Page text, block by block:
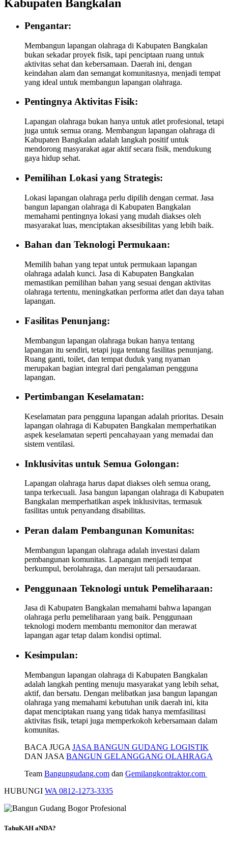
Kabupaten Bangkalan
Pengantar:
Membangun lapangan olahraga di Kabupaten Bangkalan
bukan sekadar proyek fisik, tapi penciptaan ruang untuk
aktivitas sehat dan kebersamaan. Daerah ini, dengan
keindahan alam dan semangat komunitasnya, menjadi tempat
yang ideal untuk membangun lapangan olahraga.
Pentingnya Aktivitas Fisik:
Lapangan olahraga bukan hanya untuk atlet profesional, tetapi
juga untuk semua orang. Membangun lapangan olahraga di
Kabupaten Bangkalan adalah langkah positif untuk
mendorong masyarakat agar aktif secara fisik, mendukung
gaya hidup sehat.
Pemilihan Lokasi yang Strategis:
Lokasi lapangan olahraga perlu dipilih dengan cermat. Jasa
bangun lapangan olahraga di Kabupaten Bangkalan
memahami pentingnya lokasi yang mudah diakses oleh
masyarakat luas, menciptakan aksesibilitas yang lebih baik.
Bahan dan Teknologi Permukaan:
Memilih bahan yang tepat untuk permukaan lapangan
olahraga adalah kunci. Jasa di Kabupaten Bangkalan
memastikan pemilihan bahan yang sesuai dengan aktivitas
olahraga tertentu, meningkatkan performa atlet dan daya tahan
lapangan.
Fasilitas Penunjang:
Membangun lapangan olahraga bukan hanya tentang
lapangan itu sendiri, tetapi juga tentang fasilitas penunjang.
Ruang ganti, toilet, dan tempat duduk yang nyaman
merupakan bagian integral dari pengalaman pengguna
lapangan.
Pertimbangan Keselamatan:
Keselamatan para pengguna lapangan adalah prioritas. Desain
lapangan olahraga di Kabupaten Bangkalan memperhatikan
aspek keselamatan seperti pencahayaan yang memadai dan
sistem ventilasi.
Inklusivitas untuk Semua Golongan:
Lapangan olahraga harus dapat diakses oleh semua orang,
tanpa terkecuali. Jasa bangun lapangan olahraga di Kabupaten
Bangkalan memperhatikan aspek inklusivitas, termasuk
fasilitas untuk penyandang disabilitas.
Peran dalam Pembangunan Komunitas:
Membangun lapangan olahraga adalah investasi dalam
pembangunan komunitas. Lapangan menjadi tempat
berkumpul, berolahraga, dan merajut tali persaudaraan.
Penggunaan Teknologi untuk Pemeliharaan:
Jasa di Kabupaten Bangkalan memahami bahwa lapangan
olahraga perlu pemeliharaan yang baik. Penggunaan
teknologi modern membantu memonitor dan merawat
lapangan agar tetap dalam kondisi optimal.
Kesimpulan:
Membangun lapangan olahraga di Kabupaten Bangkalan
adalah langkah penting menuju masyarakat yang lebih sehat,
aktif, dan bersatu. Dengan melibatkan jasa bangun lapangan
olahraga yang memahami kebutuhan unik daerah ini, kita
dapat menciptakan ruang yang tidak hanya memfasilitasi
aktivitas fisik, tetapi juga memperkokoh kebersamaan dalam
komunitas.
BACA JUGA JASA BANGUN GUDANG LOGISTIK
DAN JASA BANGUN GELANGGANG OLAHRAGA
Team Bangungudang.com dan Gemilangkontraktor.com
HUBUNGI WA 0812-1273-3335
TahuKAH aNDA?